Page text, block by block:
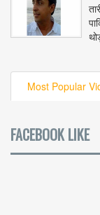
Most Popular
FACEBOOK LIKE